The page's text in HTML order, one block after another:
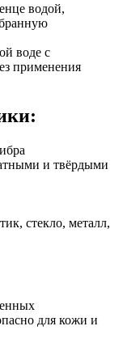
водой,
воде с
применения
и твёрдыми
стекло, металл,
для кожи и